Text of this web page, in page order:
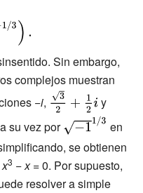
Sin embargo,
complejos muestran
−i, {\displaystyle
{\tfrac {\sqrt
{3}}{2}}+
{\tfrac {1}
{2}}i}
y
{\tfrac
{2}}i}
su vez por
{\displaystyle
{{\sqrt
{-1}}^{1/3}}}
en
se obtienen
x3 −x= 0. Por supuesto,
resolver a simple